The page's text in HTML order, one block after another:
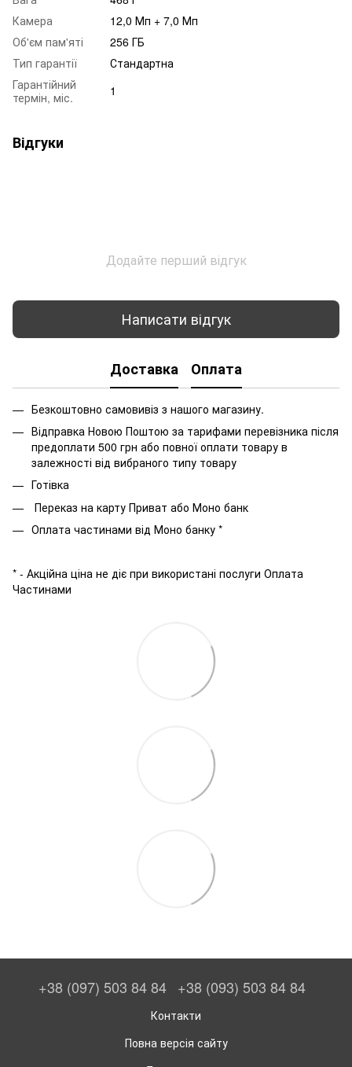
Камера
12,0 Мп + 7,0 Мп
Об'єм пам'яті
256 ГБ
Тип гарантії
Стандартна
Гарантійний
термін, міс.
1
Відгуки
Додайте перший відгук
Написати відгук
Доставка Оплата
Безкоштовно самовивіз з нашого магазину.
Відправка Новою Поштою за тарифами перевізника після
предоплати 500 грн або повної оплати товару в
залежності від вибраного типу товару
Готівка
Переказ на карту Приват або Моно банк
Оплата частинами від Моно банку *
* - Акційна ціна не діє при використані послуги Оплата
Частинами
+38 (097) 503 84 84 +38 (093) 503 84 84
Контакти
Повна версія сайту